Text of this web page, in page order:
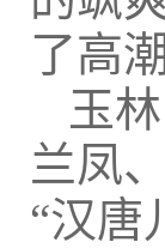
了高潮
玉
兰凤
“汉